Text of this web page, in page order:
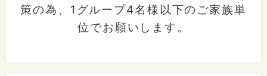
策の為、1グループ4名様以下のご家族単
位でお願いします。